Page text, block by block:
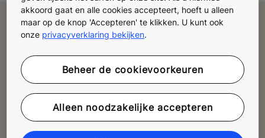
Alle vragen raadplegen
Naar het contactformulier
akkoord gaat en alle cookies accepteert, hoeft u alleen
maar op de knop 'Accepteren' te klikken. U kunt ook
onze privacyverklaring bekijken.
Beheer de cookievoorkeuren
Alleen noodzakelijke accepteren